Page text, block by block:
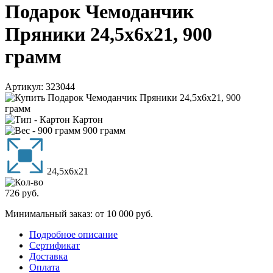
Подарок Чемоданчик
Пряники 24,5х6х21, 900
грамм
Артикул: 323044
Картон
900 грамм
24,5х6х21
726 руб.
Минимальный заказ: от 10 000 руб.
Подробное описание
Сертификат
Доставка
Оплата